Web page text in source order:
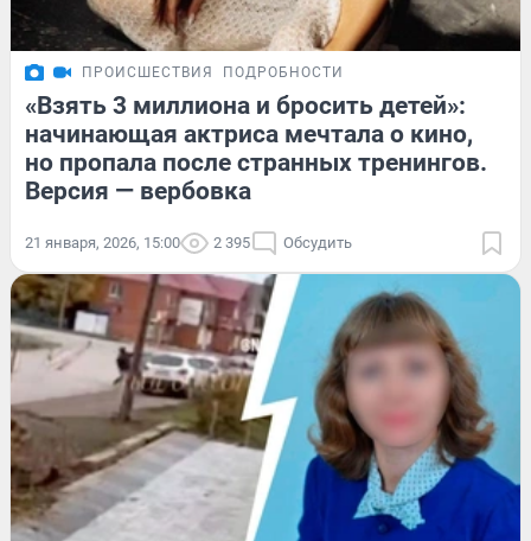
ПРОИСШЕСТВИЯ ПОДРОБНОСТИ
«Взять 3 миллиона и бросить детей»:
начинающая актриса мечтала о кино,
но пропала после странных тренингов.
Версия — вербовка
21 января, 2026, 15:00 2 395 Обсудить